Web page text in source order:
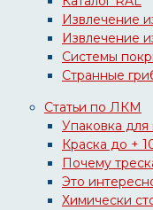
Извлечение
Извлечение
Системы
Странные
Статьи по ЛКМ
Упаковка для
Краска до +
Почему
Это
Химически